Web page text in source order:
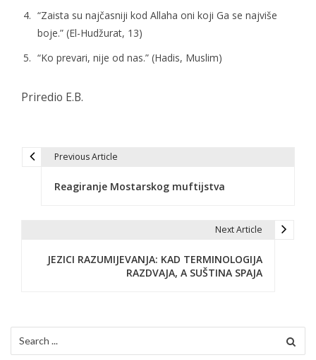
“Zaista su najčasniji kod Allaha oni koji Ga se najviše
boje.” (El-Hudžurat, 13)
“Ko prevari, nije od nas.” (Hadis, Muslim)
Priredio E.B.
c
i
Previous Article
Reagiranje Mostarskog muftijstva
Next Article
JEZICI RAZUMIJEVANJA: KAD TERMINOLOGIJA
RAZDVAJA, A SUŠTINA SPAJA
for: